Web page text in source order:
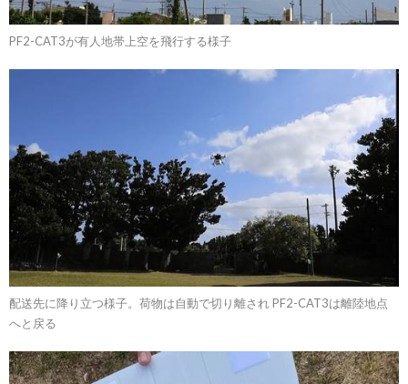
PF2-CAT3が有人地帯上空を飛行する様子
配送先に降り立つ様子。荷物は自動で切り離され PF2-CAT3は離陸地点
へと戻る